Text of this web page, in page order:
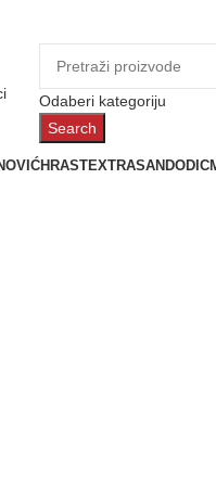
Odaberi kategoriju
Search
HRASTEXTRASANDODIC